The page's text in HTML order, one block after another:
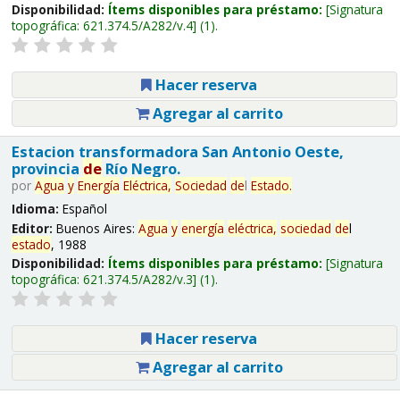
Disponibilidad: Ítems disponibles para préstamo: Signatura
topográfica: 621.374.5/A282/v.4 (1).
Hacer reserva
Agregar al carrito
Estacion transformadora San Antonio Oeste,
provincia deRío Negro.
por Agua y Energía Eléctrica, Sociedad del Estado.
Idioma: Español
Editor: Buenos Aires: Agua y energía eléctrica, sociedad del
estado, 1988
Disponibilidad: Ítems disponibles para préstamo: Signatura
topográfica: 621.374.5/A282/v.3 (1).
Hacer reserva
Agregar al carrito